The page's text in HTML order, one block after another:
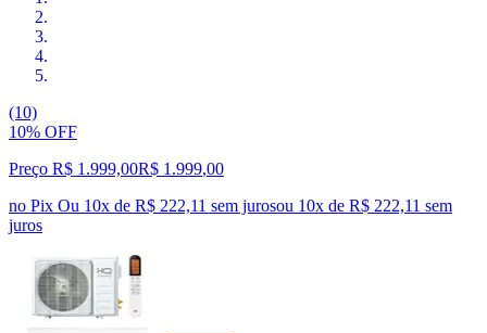
(10)
10% OFF
Preço R$ 1.999,00R$ 1.999,00
no Pix Ou 10x de R$ 222,11 sem jurosou 10x de R$ 222,11 sem
juros